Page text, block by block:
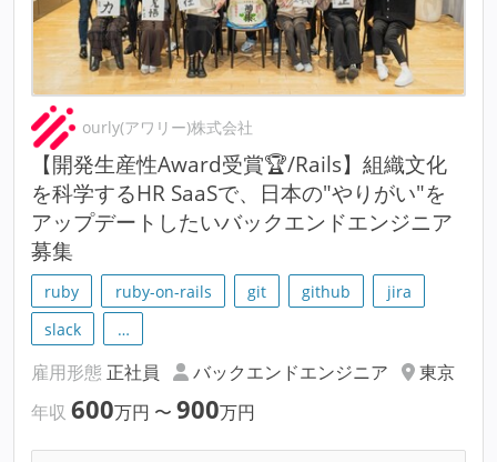
ourly(アワリー)株式会社
【開発生産性Award受賞🏆/Rails】組織文化
を科学するHR SaaSで、日本の"やりがい"を
アップデートしたいバックエンドエンジニア
募集
ruby ruby-on-rails git github
jira
slack
…
雇用形態 正社員 バックエンドエンジニア
東京
年収 600万円 〜 900万円